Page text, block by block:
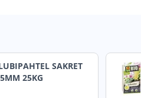
SAKRET
25KG